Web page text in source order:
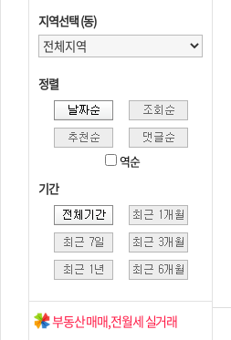
지역선택 (동)
정렬
역순
기간
부동산 매매,전월세 실거래